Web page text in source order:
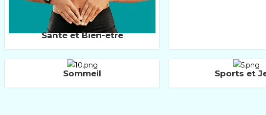
Santé et Bien-être
Sommeil Sports et